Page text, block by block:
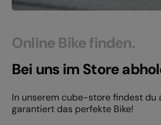
Online Bike finden.
Bei uns im Store
In unserem cube-store findest du
garantiert das perfekte Bike!